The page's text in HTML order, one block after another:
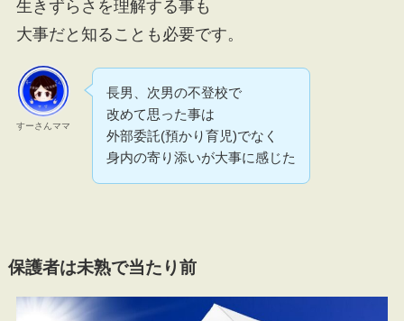
生きずらさを理解する事も
大事だと知ることも必要です。
すーさんママ
長男、次男の不登校で
改めて思った事は
外部委託(預かり育児)でなく
身内の寄り添いが大事に感じた
保護者は未熟で当たり前